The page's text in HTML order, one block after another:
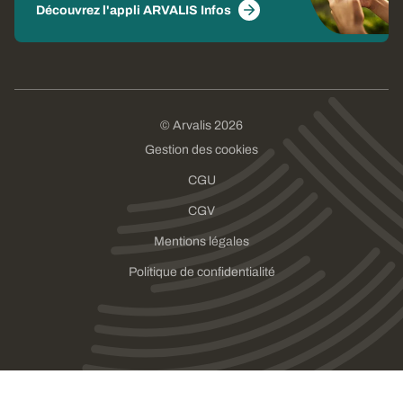
Découvrez l'appli ARVALIS Infos
© Arvalis 2026
Gestion des cookies
CGU
CGV
Mentions légales
Politique de confidentialité